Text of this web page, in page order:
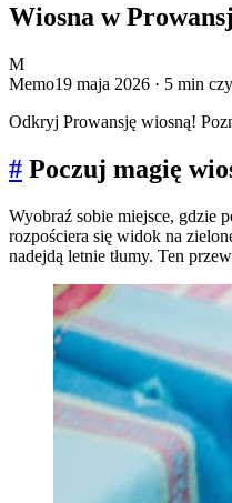
Wiosna w
M
Memo19 maja 2026 · 5 min
Odkryj Prowansję wiosną!
# Poczuj magię
Wyobraź sobie miejsce, gdzie
rozpościera się widok na
nadejdą letnie tłumy. Ten